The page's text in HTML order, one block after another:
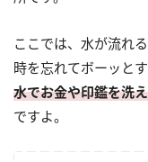
ここでは、水が流れ
時を忘れてボーッと
水でお金や印鑑を洗
ですよ。